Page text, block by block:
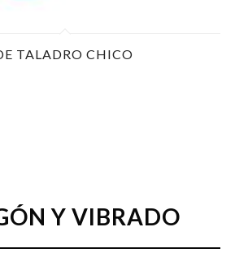
TALADRO CHICO
Y VIBRADO